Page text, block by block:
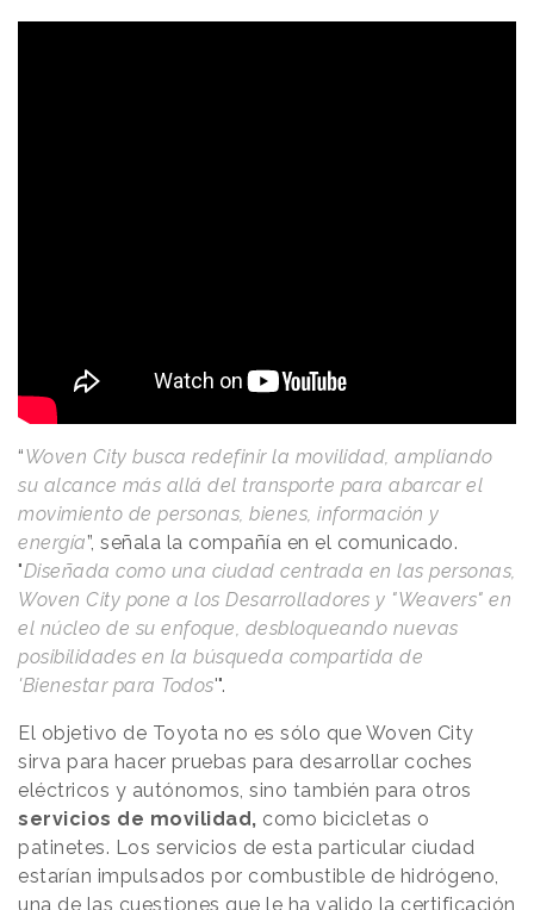
“Woven City busca redefinir la movilidad, ampliando
su alcance más allá del transporte para abarcar el
movimiento de personas, bienes, información y
energía”, señala la compañía en el comunicado.
"Diseñada como una ciudad centrada en las personas,
Woven City pone a los Desarrolladores y "Weavers" en
el núcleo de su enfoque, desbloqueando nuevas
posibilidades en la búsqueda compartida de
'Bienestar para Todos'".
El objetivo de Toyota no es sólo que Woven City
sirva para hacer pruebas para desarrollar coches
eléctricos y autónomos, sino también para otros
servicios de movilidad, como bicicletas o
patinetes. Los servicios de esta particular ciudad
estarían impulsados por combustible de hidrógeno,
una de las cuestiones que le ha valido la certificación